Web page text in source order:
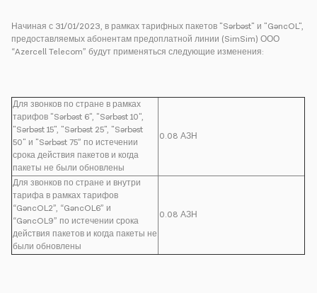
Начиная с 31/01/2023, в рамках тарифных пакетов "Sərbəst" и "GəncOL",
предоставляемых абонентам предоплатной линии (SimSim) ООО
“Azercell Telecom” будут применяться следующие изменения:
Для звонков по стране в рамках
тарифов "Sərbəst 6", "Sərbəst 10",
"Sərbəst 15", "Sərbəst 25", "Sərbəst
50" и "Sərbəst 75” по истечении
срока действия пакетов и когда
пакеты не были обновлены
0.08 АЗН
Для звонков по стране и внутри
тарифа в рамках тарифов
“GəncOL2”, “GəncOL6” и
“GəncOL9” по истечении срока
действия пакетов и когда пакеты не
были обновлены
0.08 АЗН